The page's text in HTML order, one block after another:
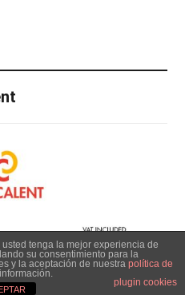
tenga la mejor experiencia de
su consentimiento para la
y la aceptación de nuestra política de
plugin cookies